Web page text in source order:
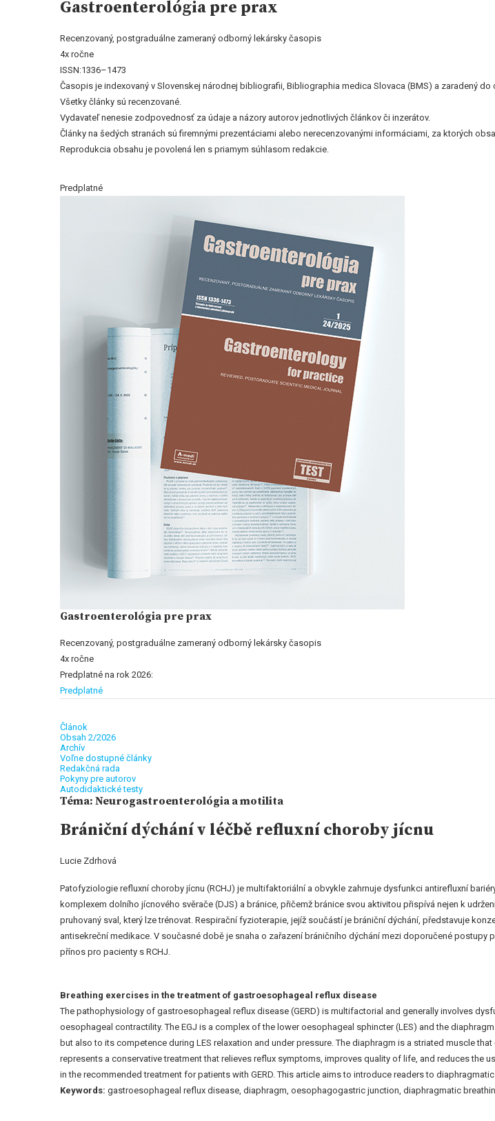
Gastroenterológia pre prax
Recenzovaný, postgraduálne zameraný odborný lekársky časopis
4x ročne
ISSN:1336–1473
Časopis je indexovaný v Slovenskej národnej bibliografii, Bibliographia medica Slovaca (BMS) a zaradený do
Všetky články sú recenzované.
Vydavateľ nenesie zodpovednosť za údaje a názory autorov jednotlivých článkov či inzerátov.
Články na šedých stranách sú firemnými prezentáciami alebo nerecenzovanými informáciami, za ktorých
Reprodukcia obsahu je povolená len s priamym súhlasom redakcie.
Predplatné
Gastroenterológia pre prax
Recenzovaný, postgraduálne zameraný odborný lekársky časopis
4x ročne
Predplatné na rok 2026:
Predplatné
Článok
Obsah 2/2026
Archív
Voľne dostupné články
Redakčná rada
Pokyny pre autorov
Autodidaktické testy
Téma: Neurogastroenterológia a motilita
Brániční dýchání v léčbě refluxní choroby jícnu
Lucie Zdrhová
Patofyziologie refluxní choroby jícnu (RCHJ) je multifaktoriální a obvykle zahrnuje dysfunkci antirefluxní
komplexem dolního jícnového svěrače (DJS) a bránice, přičemž bránice svou aktivitou přispívá nejen k
pruhovaný sval, který lze trénovat. Respirační fyzioterapie, jejíž součástí je brániční dýchání, představuje
antisekreční medikace. V současné době je snaha o zařazení bráničního dýchání mezi doporučené
přínos pro pacienty s RCHJ.
Breathing exercises in the treatment of gastroesophageal reflux disease
The pathophysiology of gastroesophageal reflux disease (GERD) is multifactorial and generally involves
oesophageal contractility. The EGJ is a complex of the lower oesophageal sphincter (LES) and the
but also to its competence during LES relaxation and under pressure. The diaphragm is a striated muscle
represents a conservative treatment that relieves reflux symptoms, improves quality of life, and reduces
in the recommended treatment for patients with GERD. This article aims to introduce readers to
Keywords: gastroesophageal reflux disease, diaphragm, oesophagogastric junction, diaphragmatic